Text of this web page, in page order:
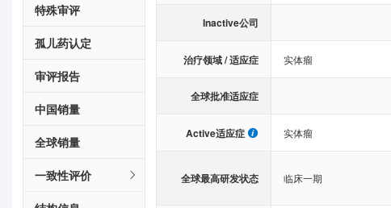
特殊审评
孤儿药认定
审评报告
中国销量
全球销量
一致性评价
Inactive公司
治疗领域 / 适应症 实体瘤
全球批准适应症
Active适应症 实体瘤
全球最高研发状态 临床一期